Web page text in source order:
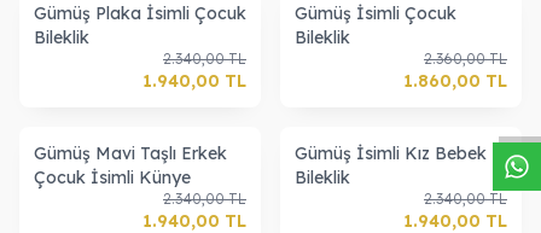
WhasappDesteHatt
Gümüş Plaka İsimli Çocuk
Bileklik
2.340,00TL
1.940,00 TL
Gümüş İsimli Çocuk
Bileklik
2.360,00TL
1.860,00 TL
Gümüş Mavi Taşlı Erkek
Çocuk İsimli Künye
2.340,00TL
1.940,00 TL
Gümüş İsimli Kız Bebek
Bileklik
2.340,00TL
1.940,00 TL